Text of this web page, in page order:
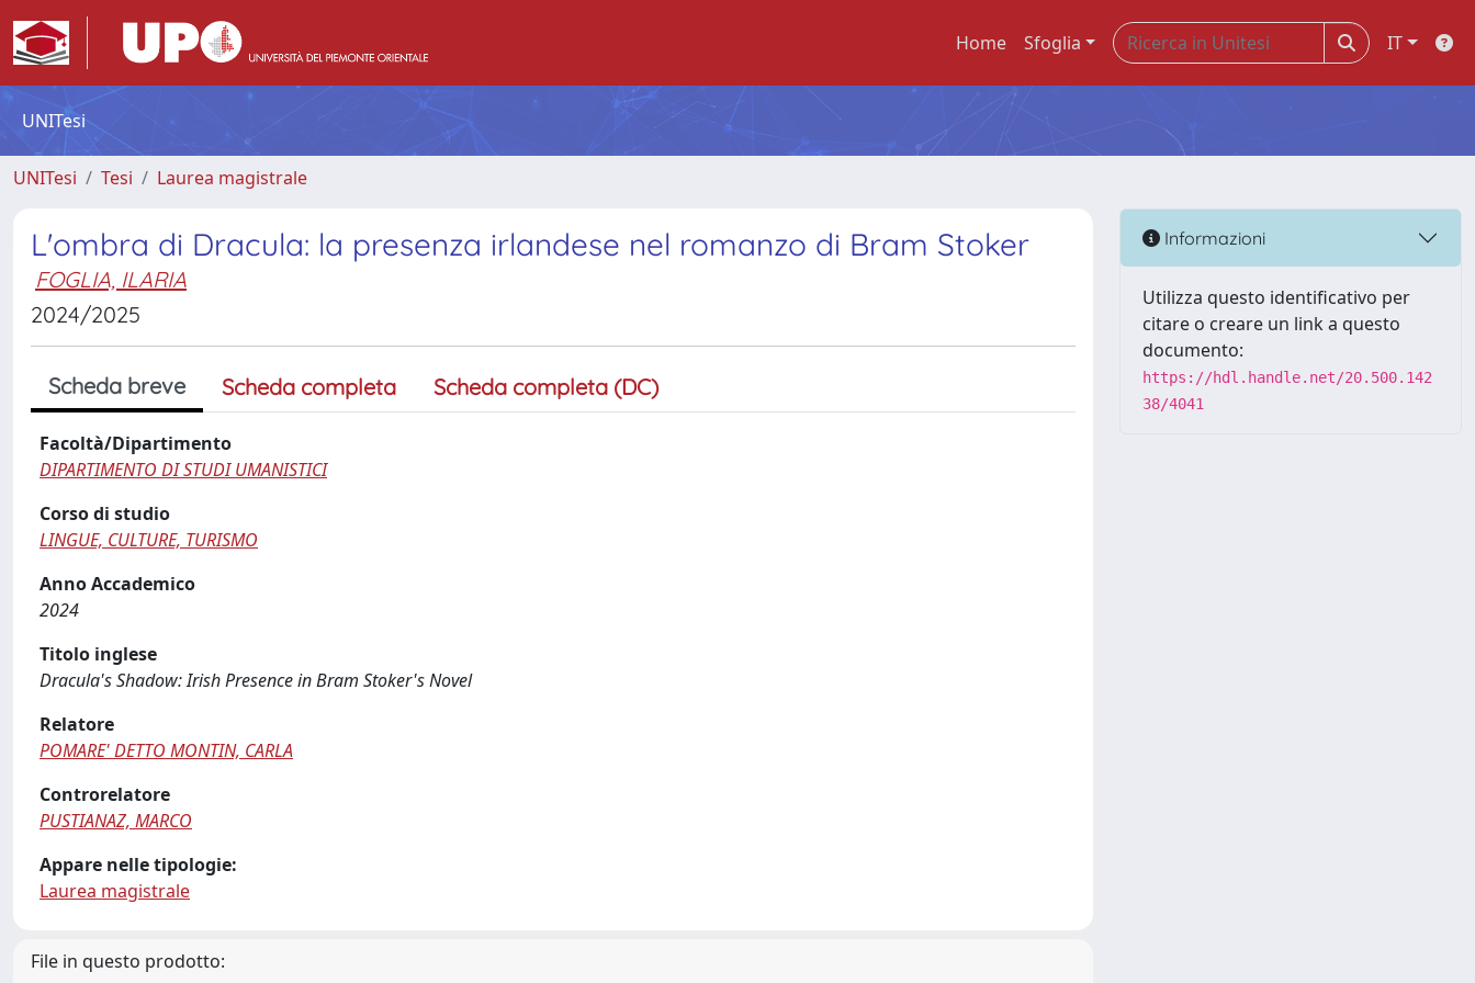
Home Sfoglia IT
UNITesi
UNITesi Tesi Laurea magistrale
L'ombra di Dracula: la presenza irlandese nel romanzo di Bram Stoker
FOGLIA, ILARIA
2024/2025
Scheda breve Scheda completa Scheda completa (DC)
Facoltà/Dipartimento
DIPARTIMENTO DI STUDI UMANISTICI
Corso di studio
LINGUE, CULTURE, TURISMO
Anno Accademico
2024
Titolo inglese
Dracula's Shadow: Irish Presence in Bram Stoker's Novel
Relatore
POMARE' DETTO MONTIN, CARLA
Controrelatore
PUSTIANAZ, MARCO
Appare nelle tipologie:
Laurea magistrale
File in questo prodotto:
Informazioni
Utilizza questo identificativo per
citare o creare un link a questo
documento:
https://hdl.handle.net/20.500.142
38/4041